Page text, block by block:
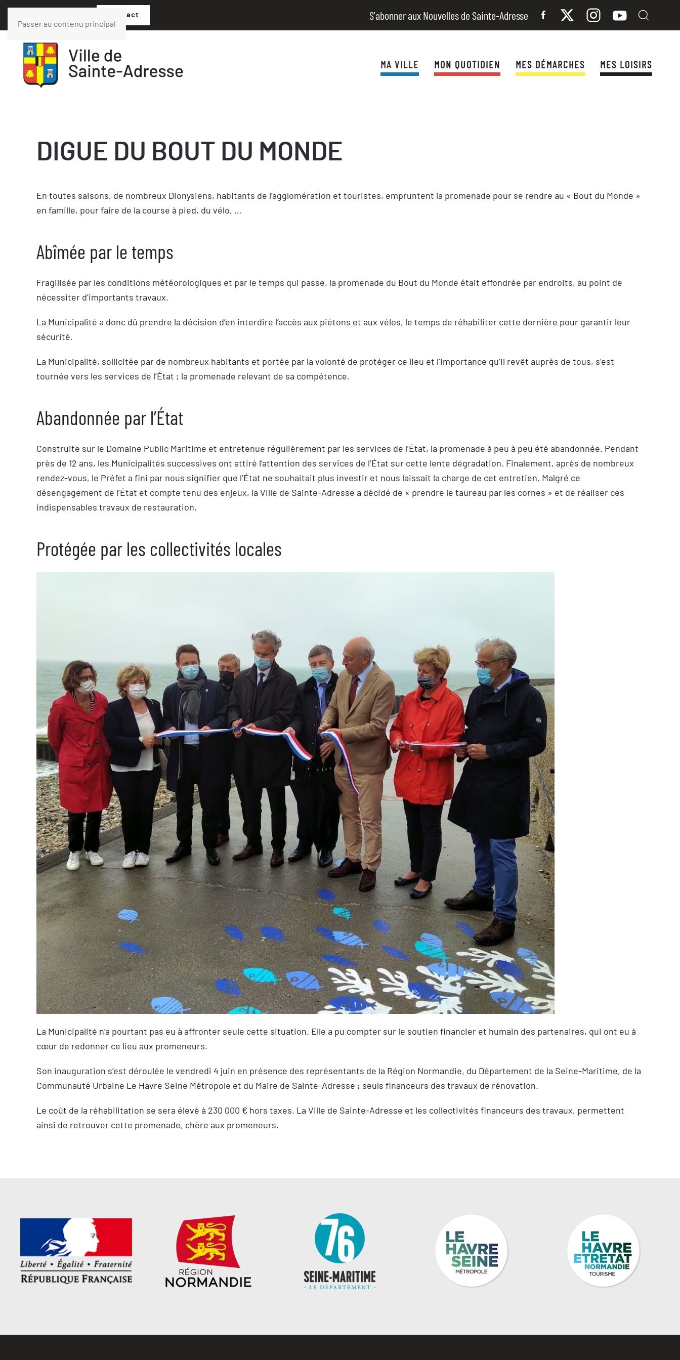
Passer au contenu principal
Contact S'abonner aux Nouvelles de Sainte-Adresse
MA VILLE MON QUOTIDIEN MES DÉMARCHES MES LOISIRS
DIGUE DU BOUT DU MONDE
En toutes saisons, de nombreux Dionysiens, habitants de l’agglomération et touristes, empruntent la promenade pour se rendre au « Bout du Monde »
en famille, pour faire de la course à pied, du vélo, …
Abîmée par le temps
Fragilisée par les conditions météorologiques et par le temps qui passe, la promenade du Bout du Monde était effondrée par endroits, au point de
nécessiter d’importants travaux.
La Municipalité a donc dû prendre la décision d’en interdire l’accès aux piétons et aux vélos, le temps de réhabiliter cette dernière pour garantir leur
sécurité.
La Municipalité, sollicitée par de nombreux habitants et portée par la volonté de protéger ce lieu et l’importance qu’il revêt auprès de tous, s’est
tournée vers les services de l’État ; la promenade relevant de sa compétence.
Abandonnée par l’État
Construite sur le Domaine Public Maritime et entretenue régulièrement par les services de l’État, la promenade à peu à peu été abandonnée. Pendant
près de 12 ans, les Municipalités successives ont attiré l’attention des services de l’État sur cette lente dégradation. Finalement, après de nombreux
rendez-vous, le Préfet a fini par nous signifier que l’État ne souhaitait plus investir et nous laissait la charge de cet entretien. Malgré ce
désengagement de l’État et compte tenu des enjeux, la Ville de Sainte-Adresse a décidé de « prendre le taureau par les cornes » et de réaliser ces
indispensables travaux de restauration.
Protégée par les collectivités locales
La Municipalité n’a pourtant pas eu à affronter seule cette situation. Elle a pu compter sur le soutien financier et humain des partenaires, qui ont eu à
cœur de redonner ce lieu aux promeneurs.
Son inauguration s’est déroulée le vendredi 4 juin en présence des représentants de la Région Normandie, du Département de la Seine-Maritime, de la
Communauté Urbaine Le Havre Seine Métropole et du Maire de Sainte-Adresse ; seuls financeurs des travaux de rénovation.
Le coût de la réhabilitation se sera élevé à 230 000 € hors taxes. La Ville de Sainte-Adresse et les collectivités financeurs des travaux, permettent
ainsi de retrouver cette promenade, chère aux promeneurs.